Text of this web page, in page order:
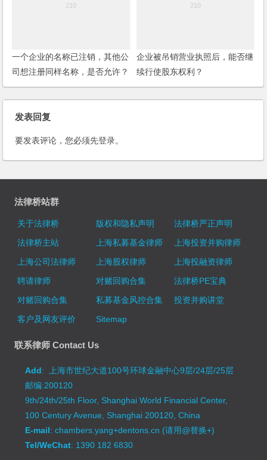
一个企业的名称已注销，其他公
司想注册同样名称，是否允许？
是否有时间限制？(2006)
企业被吊销营业执照后，能否继
续行使股东权利？
发表回复
要发表评论，您必须先登录。
法律桥站群
关于法律桥 版权和隐私声明
法律桥严正声明
法律桥主站
上海私募基金律师
上海投资并购律师
上海公司法律师
上海股权律师
上海投融资律师
聘请律师
对赌回购合集
法律桥PE宝典
对赌回购合集
私募基金风控合集
投资并购讲堂
客户及网友评价
Sitemap
联系律师 Contact Us
Add: 上海市世纪大道100号环球金融中心9层/24层/25层
邮编:200120
9th/24th/25th Floor, Shanghai World Financial Center,
100 Century Avenue, Shanghai 200120, China
E-mail: chambers.yang+dentons.cn (请用@替换+)
Tel/WeChat: 1390 182 6830